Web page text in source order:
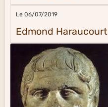
Le 06/07/2019
Edmond Haraucourt